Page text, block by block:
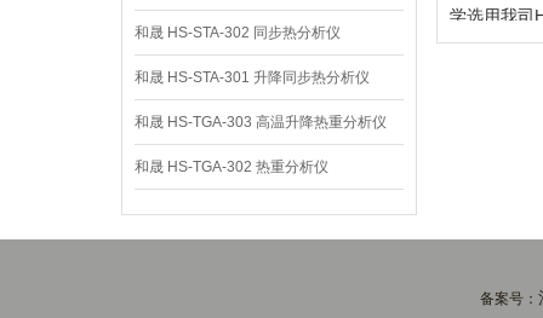
和晟 HS-STA-302 同步热分析仪
和晟 HS-STA-301 升降同步热分析仪
和晟 HS-TGA-303 高温升降热重分析仪
和晟 HS-TGA-302 热重分析仪
学选用我司
备案号：